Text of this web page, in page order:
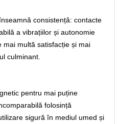
consistență: contacte
a vibrațiilor și autonomie
multă satisfacție și mai
culminant.
pentru mai puține
folosință
sigură în mediul umed și